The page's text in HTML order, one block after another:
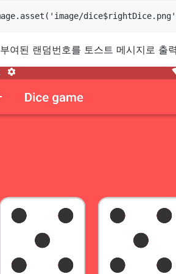
부여된 랜덤번호를 토스트 메시지로 출